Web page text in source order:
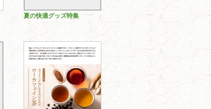
夏の快適グッズ特集